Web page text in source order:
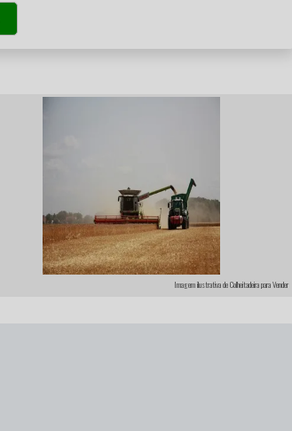
Imagem ilustrativa de Colheitadeira para Vender